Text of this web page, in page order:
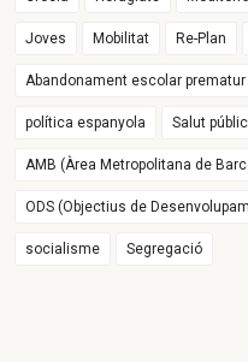
Joves Mobilitat Re-Plan
Abandonament escolar prematur
política espanyola Salut
AMB (Àrea Metropolitana de
ODS (Objectius de
socialisme Segregació